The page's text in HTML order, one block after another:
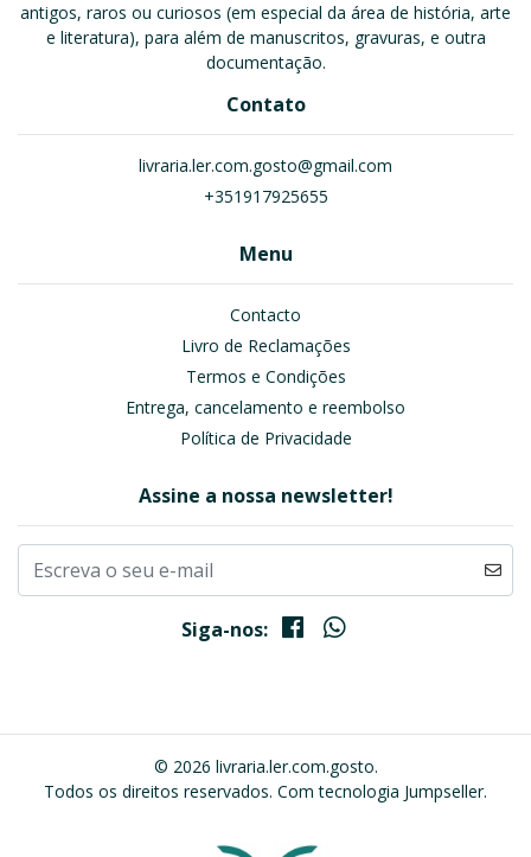
antigos, raros ou curiosos (em especial da área de história, arte
e literatura), para além de manuscritos, gravuras, e outra
documentação.
Contato
livraria.ler.com.gosto@gmail.com
+351917925655
Menu
Contacto
Livro de Reclamações
Termos e Condições
Entrega, cancelamento e reembolso
Política de Privacidade
Assine a nossa newsletter!
Siga-nos:
© 2026 livraria.ler.com.gosto.
Todos os direitos reservados. Com tecnologia Jumpseller.